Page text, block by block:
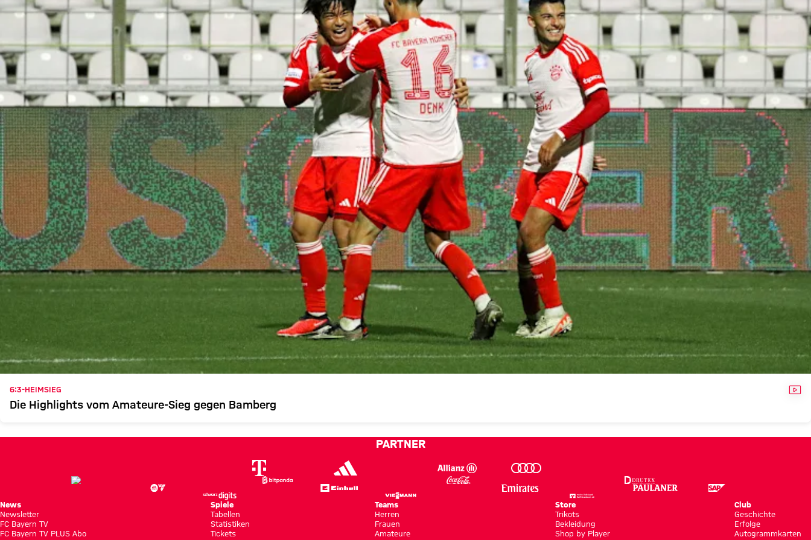
6:3-HEIMSIEG
Die Highlights vom Amateure-Sieg gegen Bamberg
PARTNER
News
Newsletter
FC Bayern TV
FC Bayern TV PLUS Abo
Spiele
Tabellen
Statistiken
Tickets
Teams
Herren
Frauen
Amateure
Store
Trikots
Bekleidung
Shop by Player
Club
Geschichte
Erfolge
Autogrammkarten